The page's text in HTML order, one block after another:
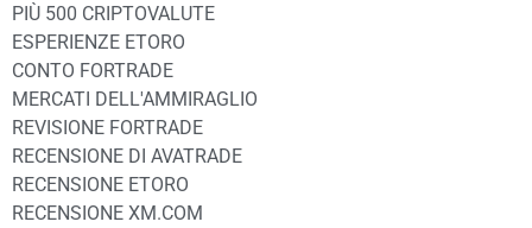
PIÙ 500 CRIPTOVALUTE
ESPERIENZE ETORO
CONTO FORTRADE
MERCATI DELL'AMMIRAGLIO
REVISIONE FORTRADE
RECENSIONE DI AVATRADE
RECENSIONE ETORO
RECENSIONE XM.COM